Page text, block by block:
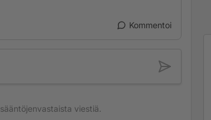
Kommentoi
sääntöjenvastaista viestiä.